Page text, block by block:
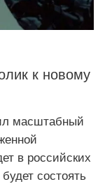
к новому
масштабный
в российских
состоять